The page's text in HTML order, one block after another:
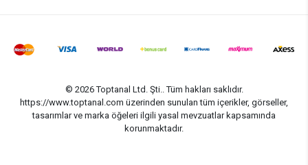
© 2026 Toptanal Ltd. Şti.. Tüm hakları saklıdır.
https://www.toptanal.com üzerinden sunulan tüm içerikler, görseller,
tasarımlar ve marka öğeleri ilgili yasal mevzuatlar kapsamında
korunmaktadır.